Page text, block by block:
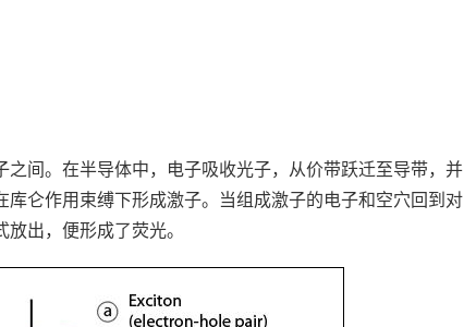
间。在半导体中，电子吸收光子，从价带跃迁至导带，并
仑作用束缚下形成激子。当组成激子的电子和空穴回到对
出，便形成了荧光。